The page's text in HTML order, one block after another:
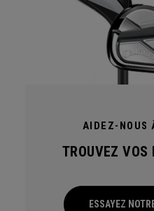
AIDEZ-NOUS
TROUVEZ VOS
ESSAYEZ